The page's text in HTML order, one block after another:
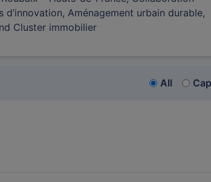
Aménagement urbain durable,
Cluster immobilier
All